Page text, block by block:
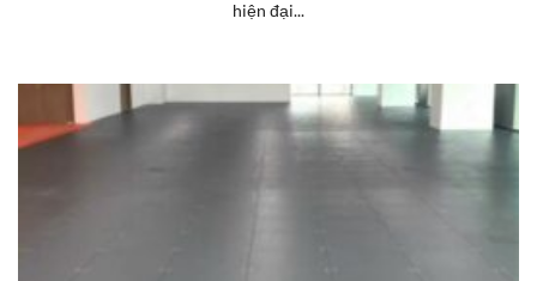
hiện đại...